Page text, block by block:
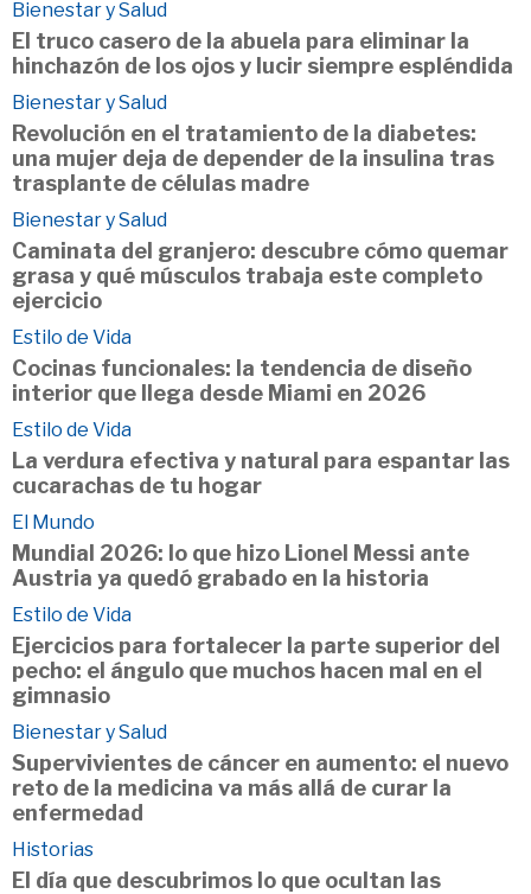
Bienestar y Salud
El truco casero de la abuela para eliminar la
hinchazón de los ojos y lucir siempre espléndida
Bienestar y Salud
Revolución en el tratamiento de la diabetes:
una mujer deja de depender de la insulina tras
trasplante de células madre
Bienestar y Salud
Caminata del granjero: descubre cómo quemar
grasa y qué músculos trabaja este completo
ejercicio
Estilo de Vida
Cocinas funcionales: la tendencia de diseño
interior que llega desde Miami en 2026
Estilo de Vida
La verdura efectiva y natural para espantar las
cucarachas de tu hogar
El Mundo
Mundial 2026: lo que hizo Lionel Messi ante
Austria ya quedó grabado en la historia
Estilo de Vida
Ejercicios para fortalecer la parte superior del
pecho: el ángulo que muchos hacen mal en el
gimnasio
Bienestar y Salud
Supervivientes de cáncer en aumento: el nuevo
reto de la medicina va más allá de curar la
enfermedad
Historias
El día que descubrimos lo que ocultan las